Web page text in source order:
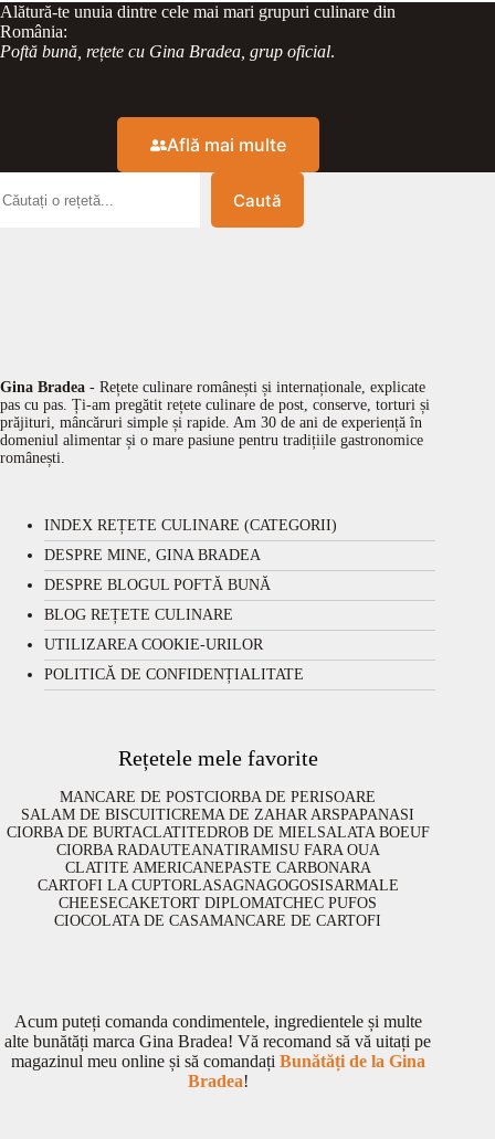
Alătură-te unuia dintre cele mai mari grupuri culinare din
România:
Poftă bună, rețete cu Gina Bradea, grup oficial.
Află mai multe
Caută
Gina Bradea - Rețete culinare românești și internaționale, explicate
pas cu pas. Ți-am pregătit rețete culinare de post, conserve, torturi și
prăjituri, mâncăruri simple și rapide. Am 30 de ani de experiență în
domeniul alimentar și o mare pasiune pentru tradițiile gastronomice
românești.
INDEX REȚETE CULINARE (CATEGORII)
DESPRE MINE, GINA BRADEA
DESPRE BLOGUL POFTĂ BUNĂ
BLOG REȚETE CULINARE
UTILIZAREA COOKIE-URILOR
POLITICĂ DE CONFIDENȚIALITATE
Rețetele mele favorite
MANCARE DE POSTCIORBA DE PERISOARE
SALAM DE BISCUITICREMA DE ZAHAR ARSPAPANASI
CIORBA DE BURTACLATITEDROB DE MIELSALATA BOEUF
CIORBA RADAUTEANATIRAMISU FARA OUA
CLATITE AMERICANEPASTE CARBONARA
CARTOFI LA CUPTORLASAGNAGOGOSISARMALE
CHEESECAKETORT DIPLOMATCHEC PUFOS
CIOCOLATA DE CASAMANCARE DE CARTOFI
Acum puteți comanda condimentele, ingredientele și multe
alte bunătăți marca Gina Bradea! Vă recomand să vă uitați pe
magazinul meu online și să comandați Bunătăți de la Gina
Bradea!